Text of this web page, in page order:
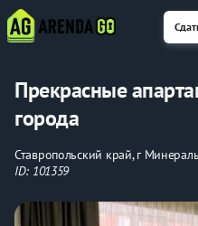
Прекрасные
города
Ставропольский край, г
ID: 101359